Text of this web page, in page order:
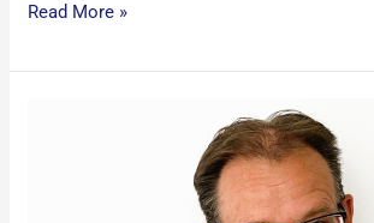
Read More »